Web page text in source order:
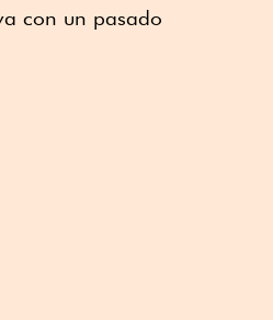
con un pasado